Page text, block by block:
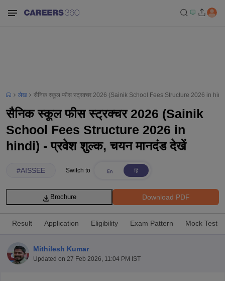
लेख सैनिक स्कूल फीस स्ट्रक्चर 2026 (Sainik School Fees Structure 2026 in
सैनिक स्कूल फीस स्ट्रक्चर 2026 (Sainik
School Fees Structure 2026 in
hindi) - प्रवेश शुल्क, चयन मानदंड देखें
#AISSEE Switch to
Download PDF
Brochure
Result Application Eligibility Exam Pattern Mock Test
Mithilesh Kumar
Updated on 27 Feb 2026, 11:04 PM IST